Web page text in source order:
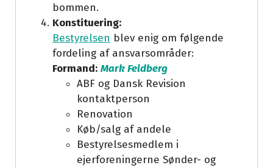
bommen.
Konstituering:
Bestyrelsen blev enig om følgende
fordeling af ansvarsområder:
Formand: Mark Feldberg
ABF og Dansk Revision
kontaktperson
Renovation
Køb/salg af andele
Bestyrelsesmedlem i
ejerforeningerne Sønder- og